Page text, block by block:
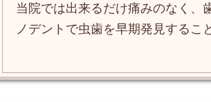
当院では出来るだけ痛みのなく、
ノデントで虫歯を早期発見するこ